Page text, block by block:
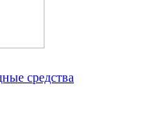
средства